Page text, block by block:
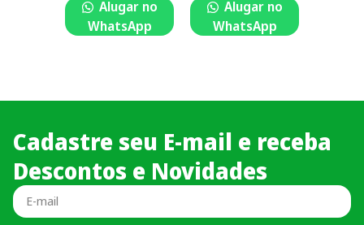
Alugar no
WhatsApp
Alugar no
WhatsApp
Cadastre seu E-mail e receba
Descontos e Novidades